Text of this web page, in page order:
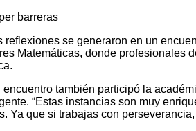
barreras
reflexiones se generaron en un
Matemáticas, donde profesionales
encuentro también participó la
“Estas instancias son muy
Ya que si trabajas con